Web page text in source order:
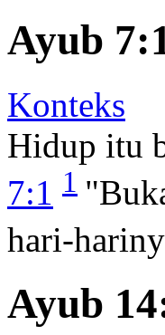
Ayub
Konteks
Hidup itu
7:1 1
hari-
Ayub